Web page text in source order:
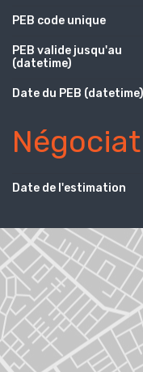
PEB code unique
PEB valide jusqu'au
(datetime)
Date du PEB (datetime)
Date de l'estimation